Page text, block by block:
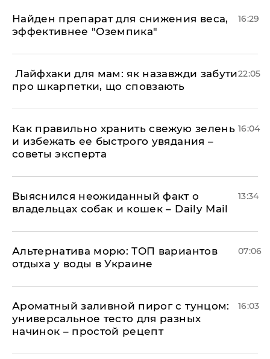
Найден препарат для снижения веса,
эффективнее "Оземпика"
16:29
​ Лайфхаки для мам: як назавжди забути
про шкарпетки, що сповзають
22:05
Как правильно хранить свежую зелень
и избежать ее быстрого увядания –
советы эксперта
16:04
Выяснился неожиданный факт о
владельцах собак и кошек – Daily Mail
13:34
Альтернатива морю: ТОП вариантов
отдыха у воды в Украине
07:06
Ароматный заливной пирог с тунцом:
универсальное тесто для разных
начинок – простой рецепт
16:03